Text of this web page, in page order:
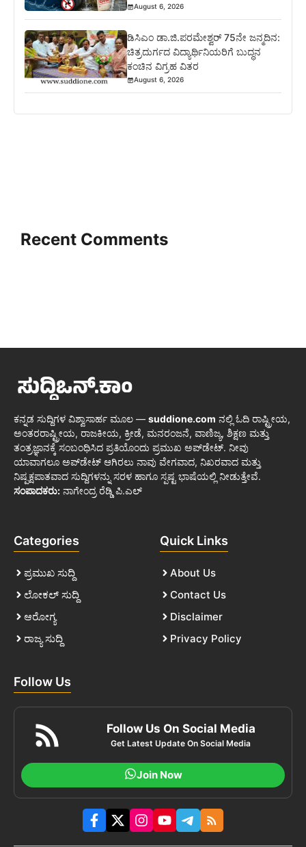
August 6, 2026
ಡಿಸಿಎಂ ಡಾ.ಜಿ.ಪರಮೇಶ್ವರ್ 75ನೇ ಜನ್ಮದಿನ:
ಚಿತ್ರದುರ್ಗದ ವಿದ್ಯಾರ್ಥಿನಿಯರಿಗೆ ಬುದ್ಧನ
ಕಂಚಿನ ವಿಗ್ರಹ ವಿತರ
August 6, 2026
Recent Comments
ಕನ್ನಡ ಸುದ್ದಿಗಳ ವಿಶ್ವಾಸಾರ್ಹ ಮೂಲ — suddione.com ನಲ್ಲಿ ಓದಿ ರಾಷ್ಟ್ರೀಯ,
ಅಂತರರಾಷ್ಟ್ರೀಯ, ರಾಜಕೀಯ, ಕ್ರೀಡೆ, ಮನರಂಜನೆ, ವಾಣಿಜ್ಯ, ಶಿಕ್ಷಣ ಮತ್ತು
ತಂತ್ರಜ್ಞಾನಕ್ಕೆ ಸಂಬಂಧಿಸಿದ ಪ್ರತಿಯೊಂದು ಪ್ರಮುಖ ಅಪ್‌ಡೇಟ್. ನೀವು
ಯಾವಾಗಲೂ ಅಪ್‌ಡೇಟ್ ಆಗಿರಲು ನಾವು ವೇಗವಾದ, ನಿಖರವಾದ ಮತ್ತು
ನಿಷ್ಪಕ್ಷಪಾತವಾದ ಸುದ್ದಿಗಳನ್ನು ಸರಳ ಹಾಗೂ ಸ್ಪಷ್ಟ ಭಾಷೆಯಲ್ಲಿ ನೀಡುತ್ತೇವೆ.
ಸಂಪಾದಕರು: ನಾಗೇಂದ್ರ ರೆಡ್ಡಿ ಪಿ.ಎಲ್
Categories
ಪ್ರಮುಖ ಸುದ್ದಿ
ಲೋಕಲ್ ಸುದ್ದಿ
ಆರೋಗ್ಯ
ರಾಜ್ಯ ಸುದ್ದಿ
Quick Links
About Us
Contact Us
Disclaimer
Privacy Policy
Follow Us
Follow Us On Social Media
Get Latest Update On Social Media
Join Now